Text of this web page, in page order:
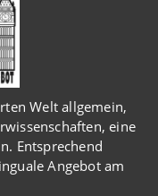
Welt allgemein,
eine
Entsprechend
Angebot am